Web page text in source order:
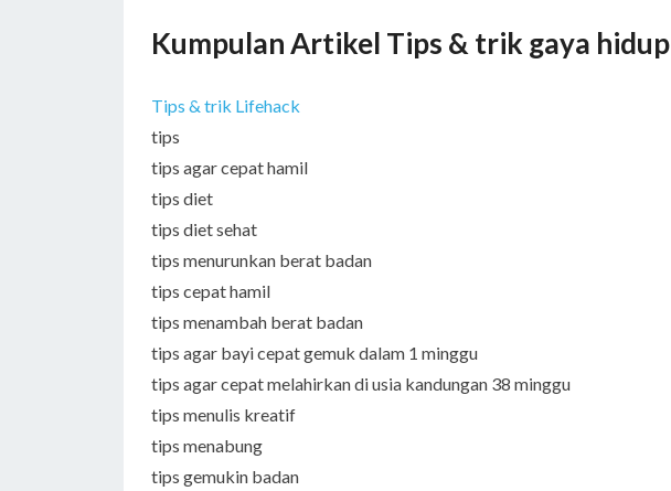
Kumpulan Artikel Tips & trik gaya hidup
Tips & trik Lifehack
tips
tips agar cepat hamil
tips diet
tips diet sehat
tips menurunkan berat badan
tips cepat hamil
tips menambah berat badan
tips agar bayi cepat gemuk dalam 1 minggu
tips agar cepat melahirkan di usia kandungan 38 minggu
tips menulis kreatif
tips menabung
tips gemukin badan